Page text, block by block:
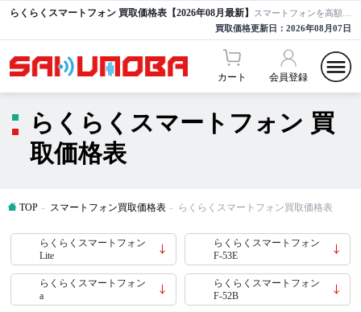
らくらくスマートフォン 買取価格表【2026年08月最新】
買取価格更新日： 2026年08月07日
カート 会員登録
らくらくスマートフォン 買
取価格表
TOP スマートフォン買取価格表 らくらくスマートフォン買取価格表
らくらくスマートフォン
Lite
らくらくスマートフォン
F-53E
らくらくスマートフォン
a
らくらくスマートフォン
F-52B